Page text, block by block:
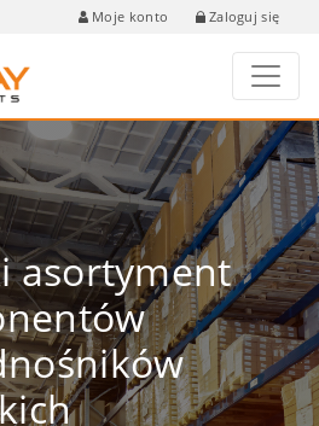
Moje konto Zaloguj się
asortyment